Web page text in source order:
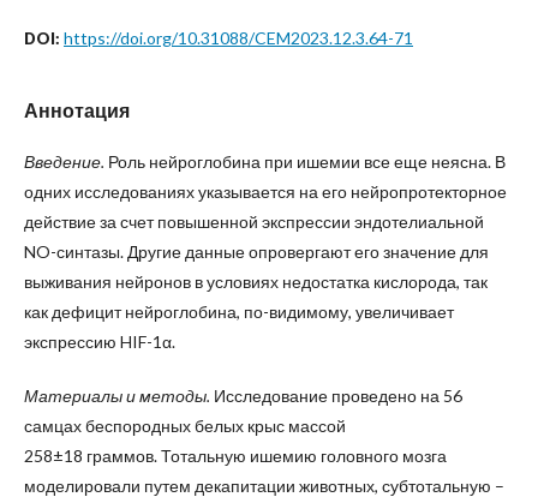
DOI: https://doi.org/10.31088/CEM2023.12.3.64-71
Аннотация
Введение. Роль нейроглобина при ишемии все еще неясна. В
одних исследованиях указывается на его нейропротекторное
действие за счет повышенной экспрессии эндотелиальной
NO-синтазы. Другие данные опровергают его значение для
выживания нейронов в условиях недостатка кислорода, так
как дефицит нейроглобина, по-видимому, увеличивает
экспрессию HIF-1α.
Материалы и методы. Исследование проведено на 56
самцах беспородных белых крыс массой
258±18 граммов. Тотальную ишемию головного мозга
моделировали путем декапитации животных, субтотальную –